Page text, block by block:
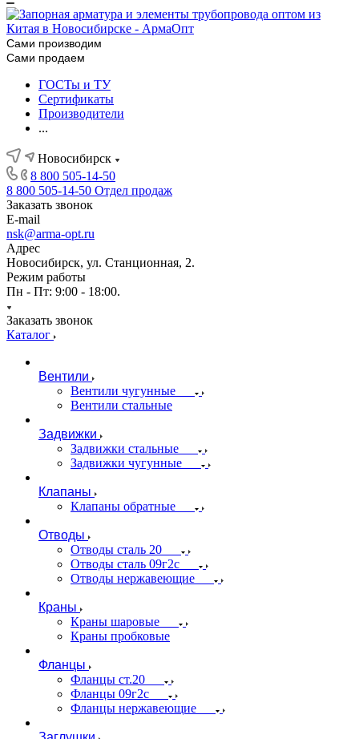
Сами производим
Сами продаем
ГОСТы и ТУ
Сертификаты
Производители
...
Новосибирск
8 800 505-14-50
8 800 505-14-50 Отдел продаж
Заказать звонок
E-mail
nsk@arma-opt.ru
Адрес
Новосибирск, ул. Станционная, 2.
Режим работы
Пн - Пт: 9:00 - 18:00.
Заказать звонок
Каталог
Вентили
Вентили чугунные
Вентили стальные
Задвижки
Задвижки стальные
Задвижки чугунные
Клапаны
Клапаны обратные
Отводы
Отводы сталь 20
Отводы сталь 09г2с
Отводы нержавеющие
Краны
Краны шаровые
Краны пробковые
Фланцы
Фланцы ст.20
Фланцы 09г2с
Фланцы нержавеющие